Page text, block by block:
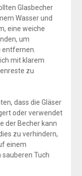
Glasbecher
Wasser und
eine weiche
um
entfernen.
mit klarem
zu
dass die Gläser
oder verwendet
der Becher kann
zu verhindern,
einem
Tuch